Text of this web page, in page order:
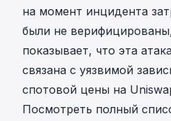
на момент инцидента
были не
показывает, что эта
связана с уязвимой
спотовой цены на
Посмотреть полный